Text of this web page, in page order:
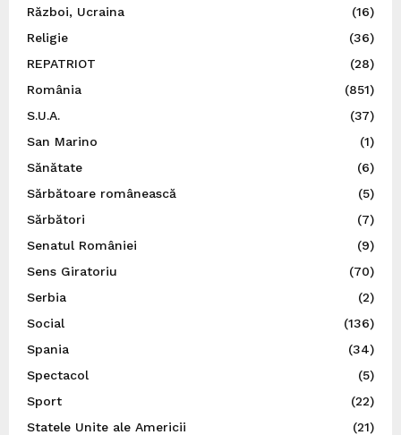
Război, Ucraina
(16)
Religie
(36)
REPATRIOT
(28)
România
(851)
S.U.A.
(37)
San Marino
(1)
Sănătate
(6)
Sărbătoare românească
(5)
Sărbători
(7)
Senatul României
(9)
Sens Giratoriu
(70)
Serbia
(2)
Social
(136)
Spania
(34)
Spectacol
(5)
Sport
(22)
Statele Unite ale Americii
(21)